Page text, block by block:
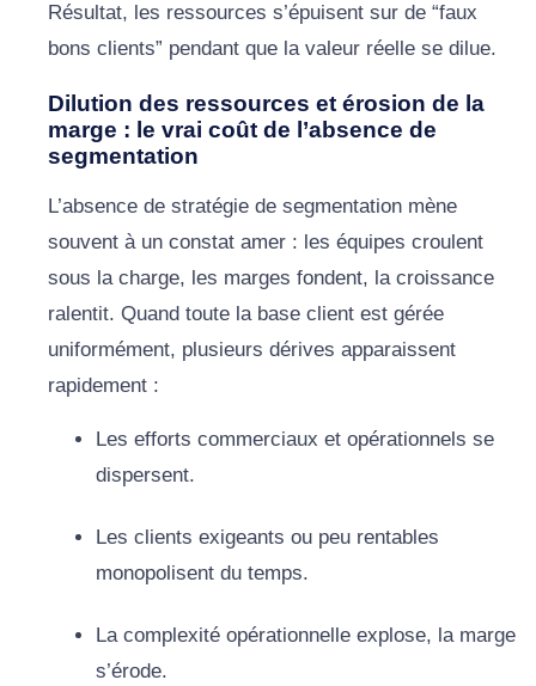
Résultat, les ressources s’épuisent sur de “faux
bons clients” pendant que la valeur réelle se dilue.
Dilution des ressources et érosion de la
marge : le vrai coût de l’absence de
segmentation
L’absence de stratégie de segmentation mène
souvent à un constat amer : les équipes croulent
sous la charge, les marges fondent, la croissance
ralentit. Quand toute la base client est gérée
uniformément, plusieurs dérives apparaissent
rapidement :
Les efforts commerciaux et opérationnels se
dispersent.
Les clients exigeants ou peu rentables
monopolisent du temps.
La complexité opérationnelle explose, la marge
s’érode.